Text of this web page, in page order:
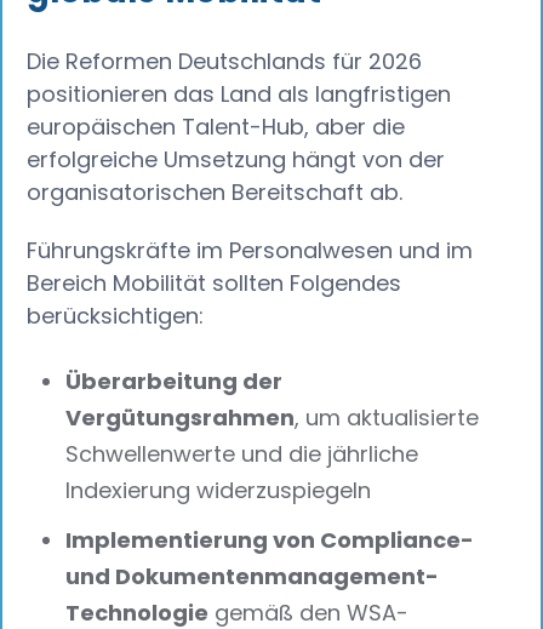
Die Reformen Deutschlands für 2026
positionieren das Land als langfristigen
europäischen Talent-Hub, aber die
erfolgreiche Umsetzung hängt von der
organisatorischen Bereitschaft ab.
Führungskräfte im Personalwesen und im
Bereich Mobilität sollten Folgendes
berücksichtigen:
Überarbeitung der
Vergütungsrahmen, um aktualisierte
Schwellenwerte und die jährliche
Indexierung widerzuspiegeln
Implementierung von Compliance-
und Dokumentenmanagement-
Technologie gemäß den WSA-